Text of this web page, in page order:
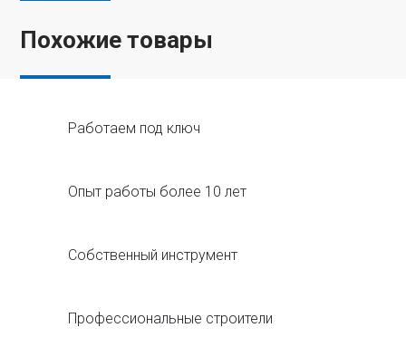
Похожие товары
Работаем под ключ
Опыт работы более 10 лет
Собственный инструмент
Профессиональные строители